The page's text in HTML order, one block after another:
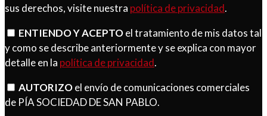
sus derechos, visite nuestra política de privacidad.
ENTIENDO Y ACEPTOel tratamiento de mis datos tal
y como se describe anteriormente y se explica con mayor
detalle en la política de privacidad.
AUTORIZOel envío de comunicaciones comerciales
de PÍA SOCIEDAD DE SAN PABLO.